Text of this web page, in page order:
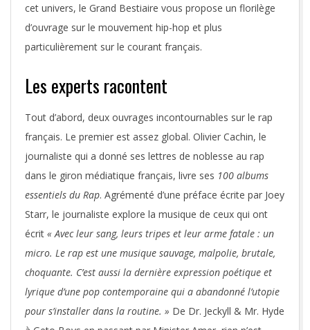
cet univers, le Grand Bestiaire vous propose un florilège
d’ouvrage sur le mouvement hip-hop et plus
particulièrement sur le courant français.
Les experts racontent
Tout d’abord, deux ouvrages incontournables sur le rap
français. Le premier est assez global. Olivier Cachin, le
journaliste qui a donné ses lettres de noblesse au rap
dans le giron médiatique français, livre ses 100 albums
essentiels du Rap. Agrémenté d’une préface écrite par Joey
Starr, le journaliste explore la musique de ceux qui ont
écrit « Avec leur sang, leurs tripes et leur arme fatale : un
micro. Le rap est une musique sauvage, malpolie, brutale,
choquante. C’est aussi la dernière expression poétique et
lyrique d’une pop contemporaine qui a abandonné l’utopie
pour s’installer dans la routine. » De Dr. Jeckyll & Mr. Hyde